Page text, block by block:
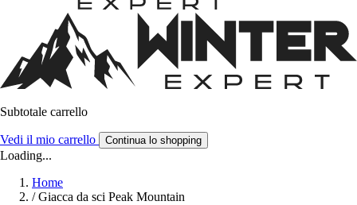
Subtotale carrello
Vedi il mio carrello Continua lo shopping
Loading...
Home
/ Giacca da sci Peak Mountain